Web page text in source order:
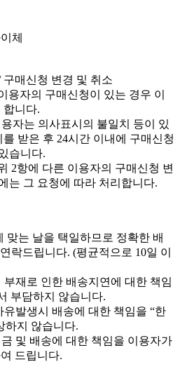
체
매신청 변경 및 취소
용자의 구매신청이 있는 경우 이
합니다.
자는 의사표시의 불일치 등이 있
받은 후 24시간 이내에 구매신청
습니다.
2항에 다른 이용자의 구매신청 변
는 그 요청에 따라 처리합니다.
맞는 날을 택일하므로 정확한 배
락드립니다. (평균적으로 10일 이
재로 인한 배송지연에 대한 책임
부담하지 않습니다.
발생시 배송에 대한 책임을 “한
하지 않습니다.
및 배송에 대한 책임을 이용자가
드립니다.